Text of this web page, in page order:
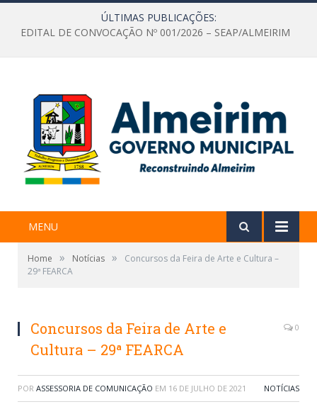
ÚLTIMAS PUBLICAÇÕES:
EDITAL DE CONVOCAÇÃO Nº 001/2026 – SEAP/ALMEIRIM
MENU
Home » Notícias »
Concursos da Feira de Arte e Cultura –
29ª FEARCA
Concursos da Feira de Arte e
Cultura – 29ª FEARCA
0
POR ASSESSORIA DE COMUNICAÇÃO EM 16 DE JULHO DE 2021 NOTÍCIAS